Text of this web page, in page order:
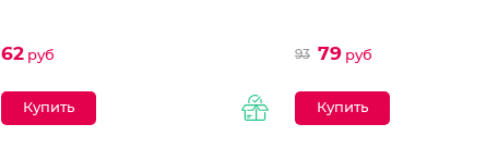
62руб 93 79руб